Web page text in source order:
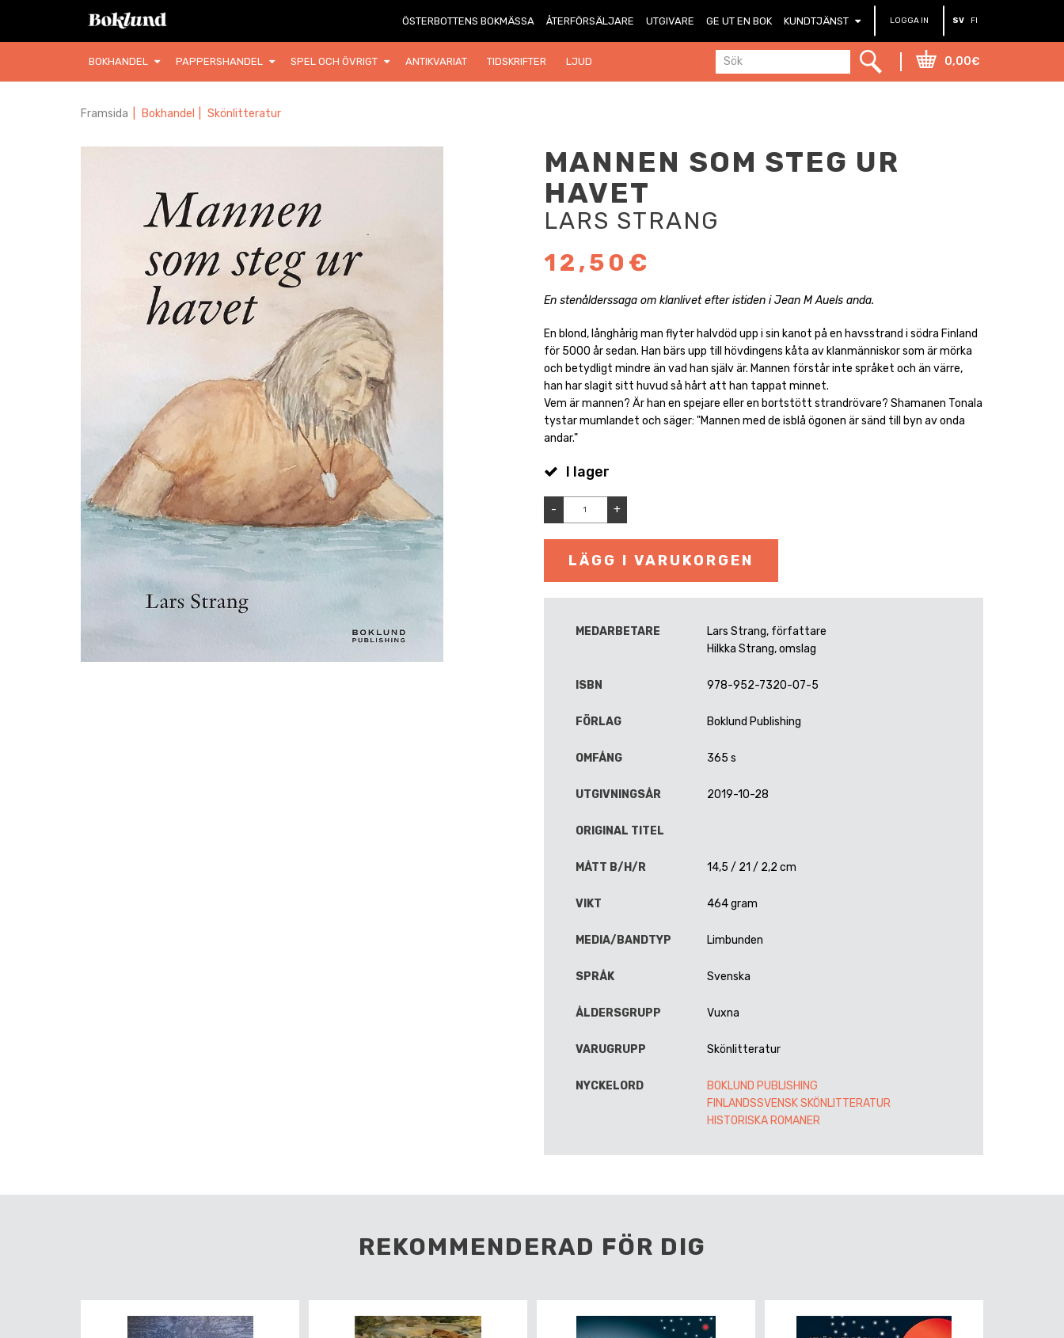
ÖSTERBOTTENS BOKMÄSSA ÅTERFÖRSÄLJARE UTGIVARE GE UT EN BOK KUNDTJÄNST LOGGA IN SV FI
BOKHANDEL PAPPERSHANDEL SPEL OCH ÖVRIGT ANTIKVARIAT TIDSKRIFTER LJUD 0,00€
Framsida Bokhandel Skönlitteratur
MANNEN SOM STEG UR
HAVET
LARS STRANG
12,50€
En stenålderssaga om klanlivet efter istiden i Jean M Auels anda.
En blond, långhårig man flyter halvdöd upp i sin kanot på en havsstrand i södra Finland
för 5000 år sedan. Han bärs upp till hövdingens kåta av klanmänniskor som är mörka
och betydligt mindre än vad han själv är. Mannen förstår inte språket och än värre,
han har slagit sitt huvud så hårt att han tappat minnet.
Vem är mannen? Är han en spejare eller en bortstött strandrövare? Shamanen Tonala
tystar mumlandet och säger: "Mannen med de isblå ögonen är sänd till byn av onda
andar."
I lager
- +
LÄGG I VARUKORGEN
MEDARBETARE
Lars Strang, författare
Hilkka Strang, omslag
ISBN 978-952-7320-07-5
FÖRLAG Boklund Publishing
OMFÅNG 365 s
UTGIVNINGSÅR 2019-10-28
ORIGINAL TITEL
MÅTT B/H/R 14,5 / 21 / 2,2 cm
VIKT 464 gram
MEDIA/BANDTYP Limbunden
SPRÅK Svenska
ÅLDERSGRUPP Vuxna
VARUGRUPP Skönlitteratur
NYCKELORD
BOKLUND PUBLISHING
FINLANDSSVENSK SKÖNLITTERATUR
HISTORISKA ROMANER
REKOMMENDERAD FÖR DIG